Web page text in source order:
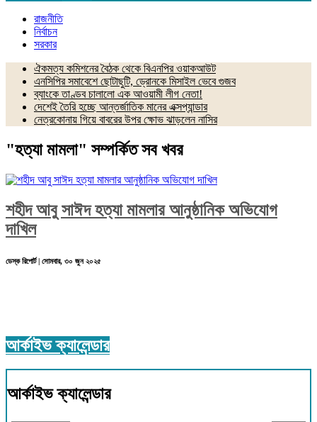
রাজনীতি
নির্বাচন
সরকার
ঐকমত্য কমিশনের বৈঠক থেকে বিএনপির ওয়াকআউট
এনসিপির সমাবেশে ছোটাছুটি, ড্রোনকে মিসাইল ভেবে গুজব
ব্যাংকে তাণ্ডব চালালো এক আওয়ামী লীগ নেতা!
দেশেই তৈরি হচ্ছে আন্তর্জাতিক মানের এক্সপ্যান্ডার
নেত্রকোনায় গিয়ে বাবরের উপর ক্ষোভ ঝাড়লেন নাসির
"হত্যা মামলা" সম্পর্কিত সব খবর
শহীদ আবু সাঈদ হত্যা মামলার আনুষ্ঠানিক অভিযোগ
দাখিল
ডেস্ক রিপোর্ট | সোমবার, ৩০ জুন ২০২৫
আর্কাইভ ক্যালেন্ডার
আর্কাইভ ক্যালেন্ডার